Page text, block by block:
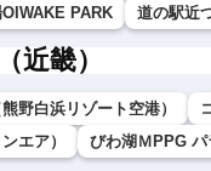
PARK
道の駅近
近畿）
野白浜リゾート空港）
エア）
びわ湖ＭPPG パ